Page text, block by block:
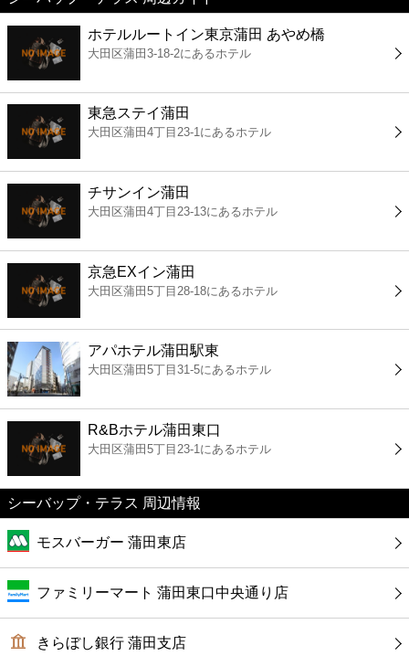
美容
コンビニ
薬局
スーパー
エンタメ
レジャー
書店
ファミレス
ファーストフード
カフェ
ショッピング
銀行
公共
ホテルルートイン東京蒲田 あやめ橋
大田区蒲田3-18-2にあるホテル
東急ステイ蒲田
大田区蒲田4丁目23-1にあるホテル
チサンイン蒲田
大田区蒲田4丁目23-13にあるホテル
京急EXイン蒲田
大田区蒲田5丁目28-18にあるホテル
アパホテル蒲田駅東
大田区蒲田5丁目31-5にあるホテル
R&Bホテル蒲田東口
大田区蒲田5丁目23-1にあるホテル
シーバップ・テラス 周辺情報
モスバーガー 蒲田東店
ファミリーマート 蒲田東口中央通り店
きらぼし銀行 蒲田支店